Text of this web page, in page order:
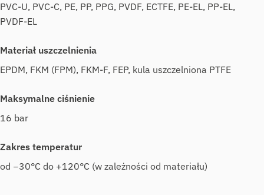
PVC-U, PVC-C, PE, PP, PPG, PVDF, ECTFE, PE-EL, PP-EL,
PVDF-EL
Materiał uszczelnienia
EPDM, FKM (FPM), FKM-F, FEP, kula uszczelniona PTFE
Maksymalne ciśnienie
16 bar
Zakres temperatur
od −30°C do +120°C (w zależności od materiału)